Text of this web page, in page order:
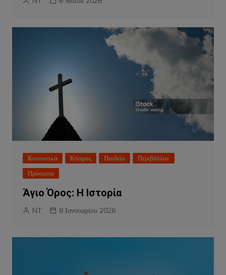
Κοινωνικά Κόσμος Παιδεία
Περιβάλλον
Πρόσωπα
Άγιο Όρος: Η Ιστορία
NT 8 Ιανουαρίου 2026